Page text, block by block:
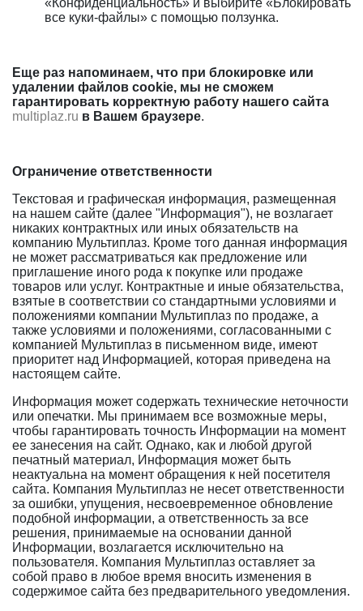
«Конфиденциальность» и выбирите «Блокировать
все куки-файлы» с помощью ползунка.
Еще раз напоминаем, что при блокировке или
удалении файлов cookie, мы не сможем
гарантировать корректную работу нашего сайта
multiplaz.ru в Вашем браузере.
Ограничение ответственности
Текстовая и графическая информация, размещенная
на нашем сайте (далее "Информация"), не возлагает
никаких контрактных или иных обязательств на
компанию Мультиплаз. Кроме того данная информация
не может рассматриваться как предложение или
приглашение иного рода к покупке или продаже
товаров или услуг. Контрактные и иные обязательства,
взятые в соответствии со стандартными условиями и
положениями компании Мультиплаз по продаже, а
также условиями и положениями, согласованными с
компанией Мультиплаз в письменном виде, имеют
приоритет над Информацией, которая приведена на
настоящем сайте.
Информация может содержать технические неточности
или опечатки. Мы принимаем все возможные меры,
чтобы гарантировать точность Информации на момент
ее занесения на сайт. Однако, как и любой другой
печатный материал, Информация может быть
неактуальна на момент обращения к ней посетителя
сайта. Компания Мультиплаз не несет ответственности
за ошибки, упущения, несвоевременное обновление
подобной информации, а ответственность за все
решения, принимаемые на основании данной
Информации, возлагается исключительно на
пользователя. Компания Мультиплаз оставляет за
собой право в любое время вносить изменения в
содержимое сайта без предварительного уведомления.